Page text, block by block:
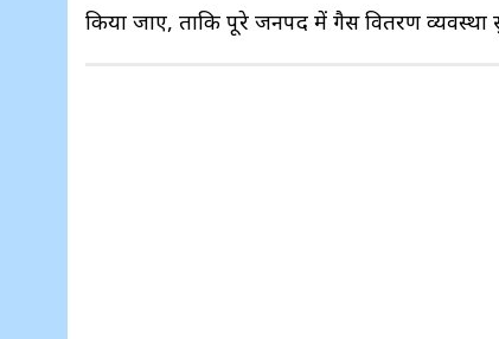
किया जाए, ताकि पूरे जनपद में गैस वितरण व्यवस्था